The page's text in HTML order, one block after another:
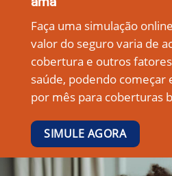
Faça uma simulação
valor do seguro varia de
cobertura e outros
saúde, podendo começar
por mês para coberturas
SIMULE AGORA